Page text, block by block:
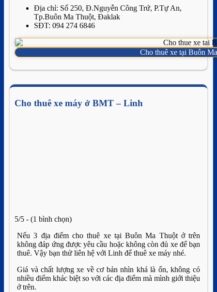
Địa chỉ: Số 250, Đ.Nguyễn Công Trứ, P.Tự An,
Tp.Buôn Ma Thuột, Đaklak
SĐT: 094 274 6846
Cho thuê xe tại Buôn
Cho thuê xe máy ở BMT – Linh
5/5 - (1 bình chọn)
Nếu 3 địa điểm cho thuê xe tại Buôn Ma Thuột ở trên
không đáp ứng được yêu cầu hoặc không còn đủ xe để bạn
thuê. Vậy bạn thử liên hệ với Linh để thuê xe máy nhé.
Giá và chất lượng xe về cơ bản nhìn khá là ổn, không có
nhiều điểm khác biệt so với các địa điểm mà mình giới thiệu
ở trên.